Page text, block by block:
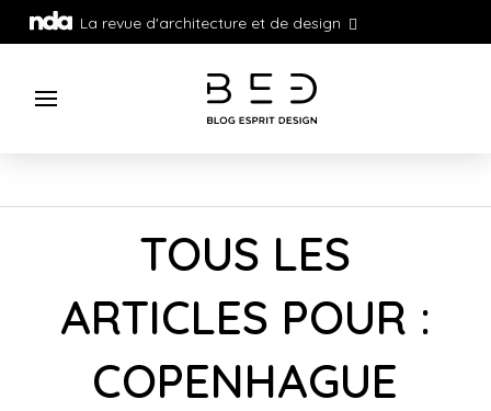
La revue d'architecture et de design
TOUS LES
ARTICLES POUR :
COPENHAGUE